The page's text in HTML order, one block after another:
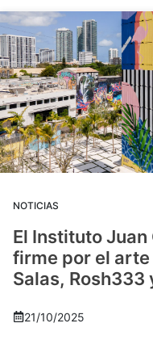
NOTICIAS
El Instituto
firme por el
Salas,
21/10/2025